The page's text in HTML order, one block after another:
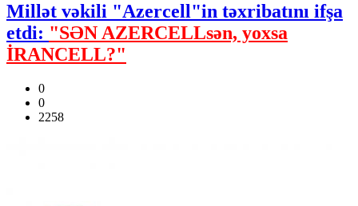
Millət vəkili "Azercell"in təxribatını ifşa
etdi: "SƏN AZERCELLsən, yoxsa
İRANCELL?"
0
0
2258